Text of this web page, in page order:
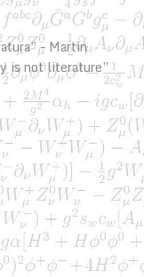
– Martin
is not literature”